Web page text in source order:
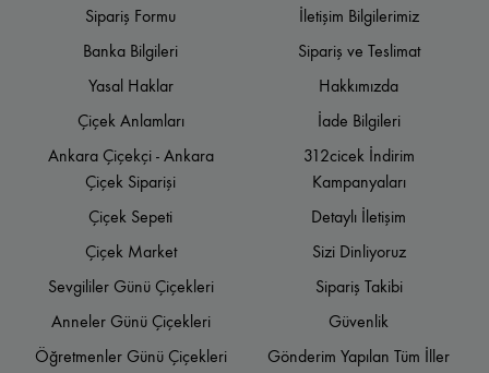
Sipariş Formu
Banka Bilgileri
Yasal Haklar
Çiçek Anlamları
Ankara Çiçekçi - Ankara
Çiçek Siparişi
Çiçek Sepeti
Çiçek Market
Sevgililer Günü Çiçekleri
Anneler Günü Çiçekleri
Öğretmenler Günü Çiçekleri
İletişim Bilgilerimiz
Sipariş ve Teslimat
Hakkımızda
İade Bilgileri
312cicek İndirim
Kampanyaları
Detaylı İletişim
Sizi Dinliyoruz
Sipariş Takibi
Güvenlik
Gönderim Yapılan Tüm İller